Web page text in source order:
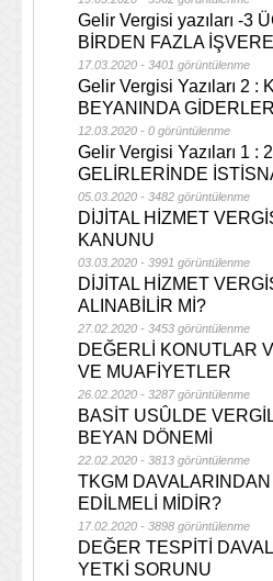
Gelir Vergisi yazıları -3
BİRDEN FAZLA
17.03.2020 - 3401 görüntülenme
Gelir Vergisi Yazıları 2 :
BEYANINDA GİDERLER
12.03.2020 - 0 görüntülenme
Gelir Vergisi Yazıları 1 :
GELİRLERİNDE
05.03.2020 - 3482 görüntülenme
DİJİTAL HİZMET
KANUNU
03.03.2020 - 3991 görüntülenme
DİJİTAL HİZMET
ALINABİLİR Mİ?
27.02.2020 - 3453 görüntülenme
DEĞERLİ KONUTLAR
VE MUAFİYETLER
26.02.2020 - 3287 görüntülenme
BASİT USÛLDE
BEYAN DÖNEMİ
22.02.2020 - 3813 görüntülenme
TKGM
EDİLMELİ MİDİR?
17.02.2020 - 3898 görüntülenme
DEĞER TESPİTİ
YETKİ SORUNU